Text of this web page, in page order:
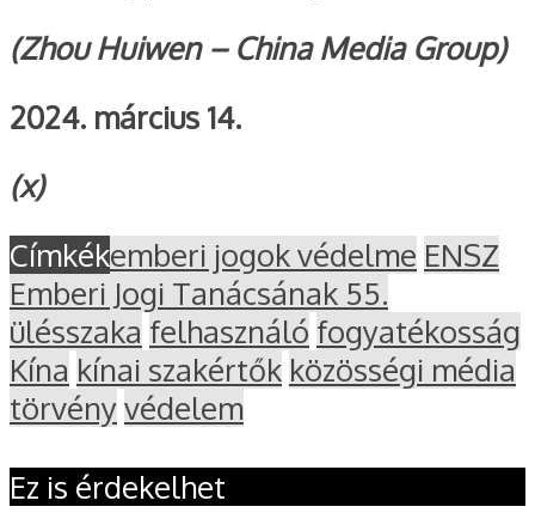
(Zhou Huiwen – China Media Group)
2024. március 14.
(x)
Címkékemberi jogok védelme ENSZ
Emberi Jogi Tanácsának 55.
ülésszaka felhasználó fogyatékosság
Kína kínai szakértők közösségi média
törvényvédelem
Ez is érdekelhet